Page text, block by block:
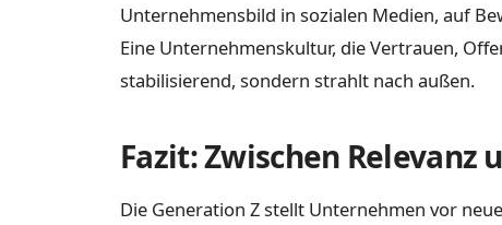
Unternehmensbild in sozialen Medien, auf
Eine Unternehmenskultur, die Vertrauen,
stabilisierend, sondern strahlt nach außen.
Fazit: Zwischen Relevanz
Die Generation Z stellt Unternehmen vor